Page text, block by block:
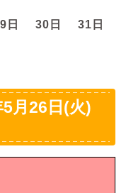
日 30日 31日
月26日(火)